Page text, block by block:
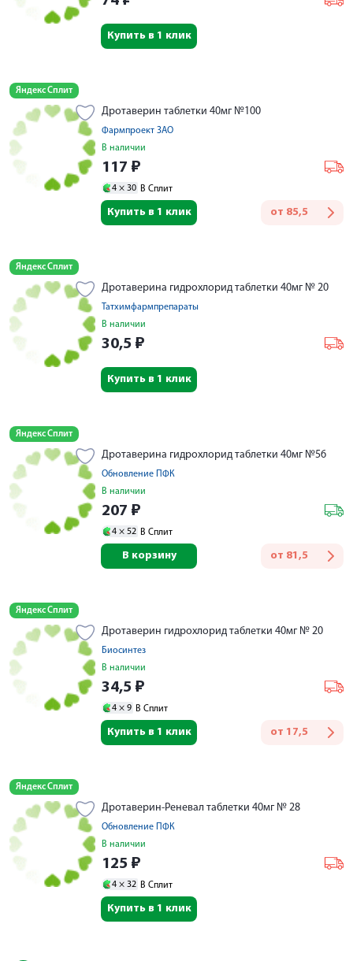
Купить в 1 клик
Яндекс Сплит
Дротаверин таблетки 40мг №100
Фармпроект ЗАО
В наличии
117 ₽
4 × 30 В Сплит
от 85,5
Купить в 1 клик
Яндекс Сплит
Дротаверина гидрохлорид таблетки 40мг № 20
Татхимфармпрепараты
В наличии
30,5 ₽
Купить в 1 клик
Яндекс Сплит
Дротаверина гидрохлорид таблетки 40мг №56
Обновление ПФК
В наличии
207 ₽
4 × 52 В Сплит
от 81,5
В корзину
Яндекс Сплит
Дротаверин гидрохлорид таблетки 40мг № 20
Биосинтез
В наличии
34,5 ₽
4 × 9 В Сплит
от 17,5
Купить в 1 клик
Яндекс Сплит
Дротаверин-Реневал таблетки 40мг № 28
Обновление ПФК
В наличии
125 ₽
4 × 32 В Сплит
Купить в 1 клик